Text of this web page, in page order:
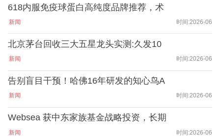
618内服免疫球蛋白高纯度品牌推荐，术
新闻 时间:2026-06
北京茅台回收三大五星龙头实测:久发10
新闻 时间:2026-06
告别盲目干预！哈佛16年研发的知心鸟A
新闻 时间:2026-06
Websea 获中东家族基金战略投资，长期
新闻 时间:2026-06